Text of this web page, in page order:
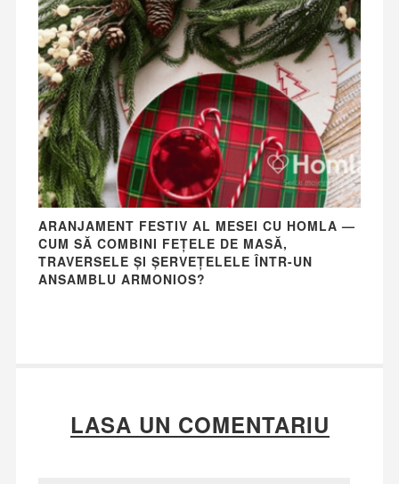
ARANJAMENT FESTIV AL MESEI CU HOMLA —
CUM SĂ COMBINI FEȚELE DE MASĂ,
TRAVERSELE ȘI ȘERVEȚELELE ÎNTR-UN
ANSAMBLU ARMONIOS?
LASA UN COMENTARIU